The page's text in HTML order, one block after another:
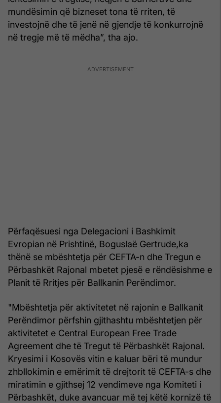
mundësimin që bizneset tona të rriten, të
investojnë dhe të jenë në gjendje të konkurrojnë
në tregje më të mëdha”, tha ajo.
Përfaqësuesi nga Delegacioni i Bashkimit
Evropian në Prishtinë, Boguslaë Gertrude,ka
thënë se mbështetja për CEFTA-n dhe Tregun e
Përbashkët Rajonal mbetet pjesë e rëndësishme e
Planit të Rritjes për Ballkanin Perëndimor.
"Mbështetja për aktivitetet në rajonin e Ballkanit
Perëndimor përfshin gjithashtu mbështetjen për
aktivitetet e Central European Free Trade
Agreement dhe të Tregut të Përbashkët Rajonal.
Kryesimi i Kosovës vitin e kaluar bëri të mundur
zhbllokimin e emërimit të drejtorit të CEFTA-s dhe
miratimin e gjithsej 12 vendimeve nga Komiteti i
Përbashkët, duke avancuar më tej këtë kornizë të